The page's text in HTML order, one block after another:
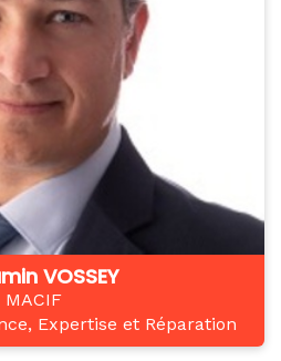
VOSSEY
MACIF
Expertise et Réparation